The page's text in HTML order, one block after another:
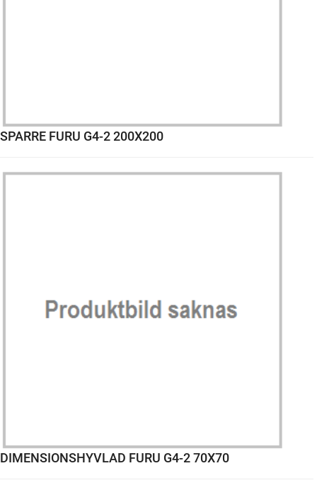
SPARRE FURU G4-2 200X200
DIMENSIONSHYVLAD FURU G4-2 70X70